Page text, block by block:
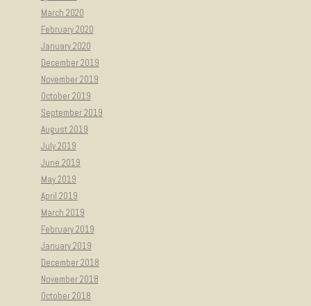
March 2020
February 2020
January 2020
December 2019
November 2019
October 2019
September 2019
August 2019
July 2019
June 2019
May 2019
April 2019
March 2019
February 2019
January 2019
December 2018
November 2018
October 2018